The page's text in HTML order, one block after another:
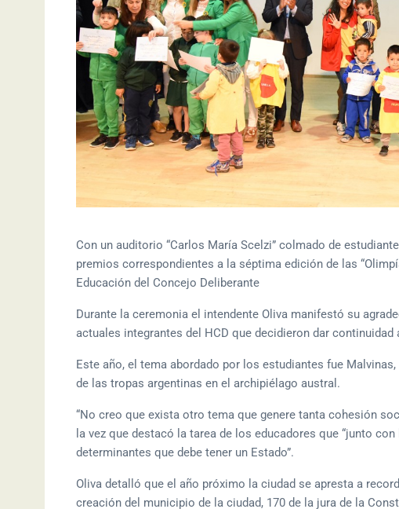
Con un auditorio “Carlos María Scelzi” colmado de
premios correspondientes a la séptima edición de las
Educación del Concejo Deliberante
Durante la ceremonia el intendente Oliva manifestó su
actuales integrantes del HCD que decidieron dar
Este año, el tema abordado por los estudiantes fue
de las tropas argentinas en el archipiélago austral.
“No creo que exista otro tema que genere tanta cohesión
la vez que destacó la tarea de los educadores que “junto
determinantes que debe tener un Estado”.
Oliva detalló que el año próximo la ciudad se apresta a
creación del municipio de la ciudad, 170 de la jura de la